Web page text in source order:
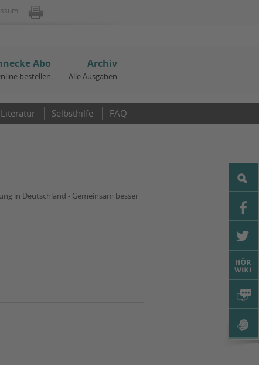
Abo
bestellen
Archiv
Alle Ausgaben
Literatur Selbsthilfe FAQ
in Deutschland - Gemeinsam besser